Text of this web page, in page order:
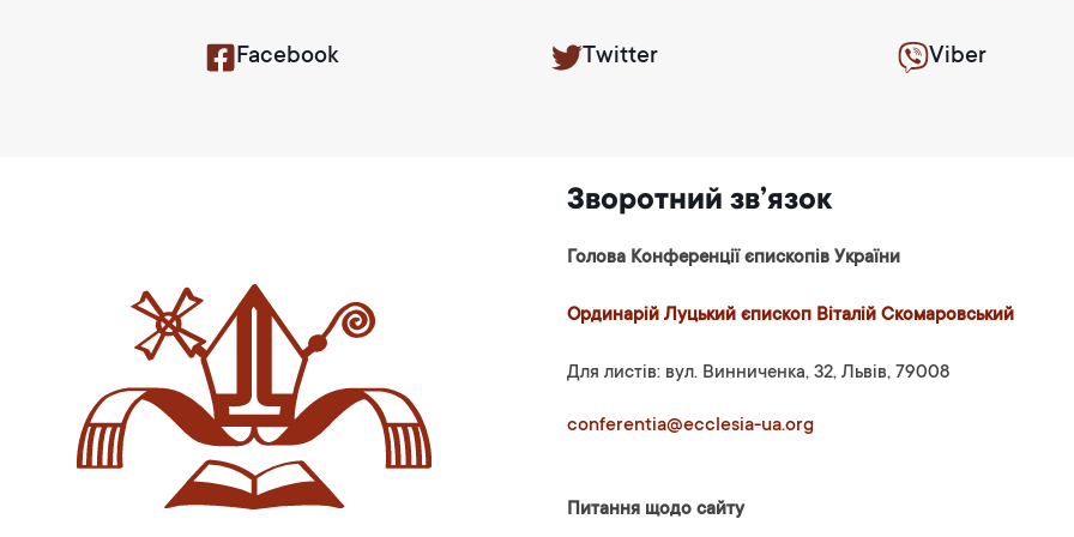
Facebook Twitter Viber
Зворотний зв’язок
Голова Конференції єпископів України
Ординарій Луцький єпископ Віталій Скомаровський
Для листів: вул. Винниченка, 32, Львів, 79008
conferentia@ecclesia-ua.org
Питання щодо сайту